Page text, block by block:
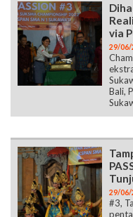
via
29/06/
Bali,
29/06/
#3,